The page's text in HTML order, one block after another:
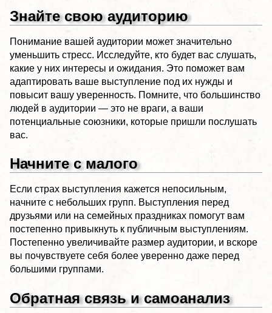
Знайте свою аудиторию
Понимание вашей аудитории может значительно
уменьшить стресс. Исследуйте, кто будет вас слушать,
какие у них интересы и ожидания. Это поможет вам
адаптировать ваше выступление под их нужды и
повысит вашу уверенность. Помните, что большинство
людей в аудитории — это не враги, а ваши
потенциальные союзники, которые пришли послушать
вас.
Начните с малого
Если страх выступления кажется непосильным,
начните с небольших групп. Выступления перед
друзьями или на семейных праздниках помогут вам
постепенно привыкнуть к публичным выступлениям.
Постепенно увеличивайте размер аудитории, и вскоре
вы почувствуете себя более уверенно даже перед
большими группами.
Обратная связь и самоанализ